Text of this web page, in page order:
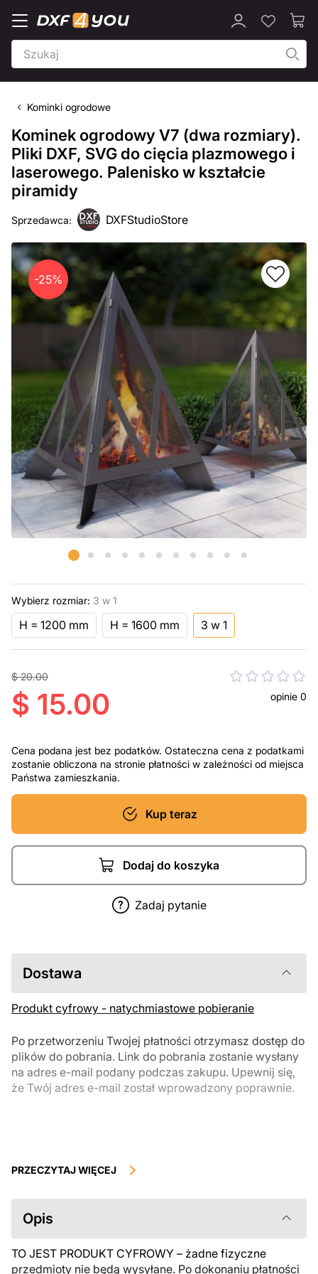
Kominki ogrodowe
Kominek ogrodowy V7 (dwa rozmiary).
Pliki DXF, SVG do cięcia plazmowego i
laserowego. Palenisko w kształcie
piramidy
Sprzedawca: DXFStudioStore
-25%
Wybierz rozmiar: 3 w 1
H = 1200 mm H = 1600 mm 3 w 1
$ 20.00
$ 15.00 opinie 0
Cena podana jest bez podatków. Ostateczna cena z podatkami
zostanie obliczona na stronie płatności w zależności od miejsca
Państwa zamieszkania.
Kup teraz
Dodaj do koszyka
Zadaj pytanie
Dostawa
Produkt cyfrowy - natychmiastowe pobieranie
Po przetworzeniu Twojej płatności otrzymasz dostęp do
plików do pobrania. Link do pobrania zostanie wysłany
na adres e-mail podany podczas zakupu. Upewnij się,
że Twój adres e-mail został wprowadzony poprawnie.
podlegają zwrotowi ani wymianie po ich pobraniu. Zalecamy
przed zakupem. Jeśli masz jakiekolwiek problemy z zamówieniem,
skontaktuj się bezpośrednio ze sprzedawcą.
PRZECZYTAJ WIĘCEJ
Opis
TO JEST PRODUKT CYFROWY – żadne fizyczne
przedmioty nie będą wysyłane. Po dokonaniu płatności